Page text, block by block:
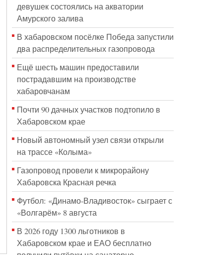
девушек состоялись на акватории
Амурского залива
В хабаровском посёлке Победа запустили
два распределительных газопровода
Ещё шесть машин предоставили
пострадавшим на производстве
хабаровчанам
Почти 90 дачных участков подтопило в
Хабаровском крае
Новый автономный узел связи открыли
на трассе «Колыма»
Газопровод провели к микрорайону
Хабаровска Красная речка
Футбол: «Динамо-Владивосток» сыграет с
«Волгарём» 8 августа
В 2026 году 1300 льготников в
Хабаровском крае и ЕАО бесплатно